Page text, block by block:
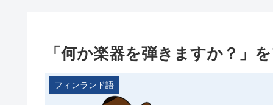
「何か楽器を弾きますか？」
フィンランド語